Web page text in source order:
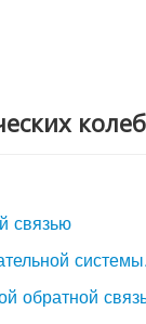
связью
обратной